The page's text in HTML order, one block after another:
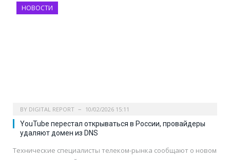
НОВОСТИ
BY DIGITAL REPORT 10/02/2026 15:11
YouTube перестал открываться в России, провайдеры
удаляют домен из DNS
Технические специалисты телеком-рынка сообщают о новом